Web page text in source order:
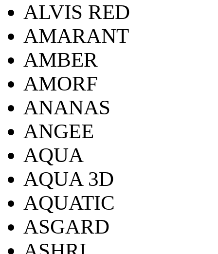
ALVIS RED
AMARANT
AMBER
AMORF
ANANAS
ANGEE
AQUA
AQUA 3D
AQUATIC
ASGARD